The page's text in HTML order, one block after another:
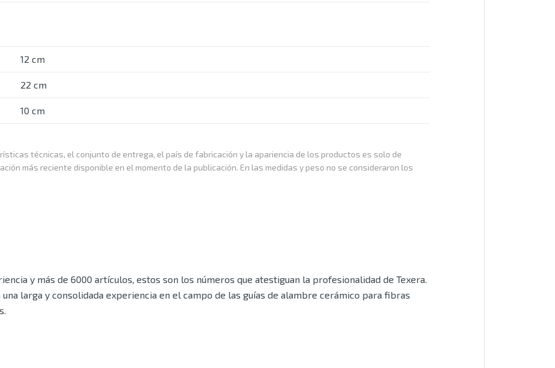
12 cm
22 cm
10 cm
técnicas, el conjunto de entrega, el país de fabricación y la apariencia de los productos es solo de
más reciente disponible en el momento de la publicación. En las medidas y peso no se consideraron los
y más de 6000 artículos, estos son los números que atestiguan la profesionalidad de Texera.
una larga y consolidada experiencia en el campo de las guías de alambre cerámico para fibras